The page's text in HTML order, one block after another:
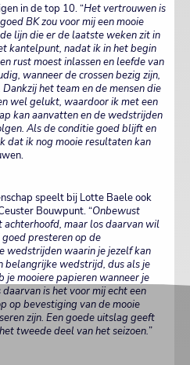
in de top 10. “Het vertrouwen is
BK zou voor mij een mooie
lijn die er de laatste weken zit in
kantelpunt, nadat ik in het begin
rust moest inlassen en leefde van
wanneer de crossen bezig zijn,
het team en de mensen die
wel gelukt, waardoor ik met een
kan aanvatten en de wedstrijden
Als de conditie goed blijft en
dat ik nog mooie resultaten kan
speelt bij Lotte Baele ook
Bouwpunt. “Onbewust
achterhoofd, maar los daarvan wil
presteren op de
wedstrijden waarin je jezelf kan
belangrijke wedstrijd, dus als je
je mooiere papieren wanneer je
is het voor mij echt een
op bevestiging van de mooie
zijn. Een goede uitslag geeft
tweede deel van het seizoen.”